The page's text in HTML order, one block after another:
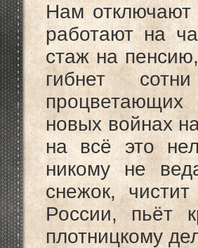
Нам отключают
работают на
стаж на
гибнет
процветающих
новых войнах
на всё это
никому не
снежок,
России, пьёт
плотницкому